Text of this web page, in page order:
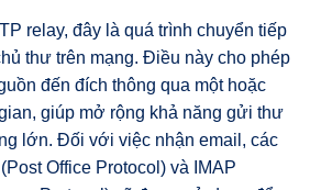
relay, đây là quá trình chuyển tiếp
thư trên mạng. Điều này cho phép
đến đích thông qua một hoặc
giúp mở rộng khả năng gửi thư
lớn. Đối với việc nhận email, các
Office Protocol) và IMAP